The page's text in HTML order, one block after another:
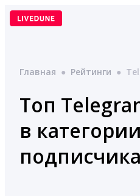
Перейти
Главная ● Рейтинги ●
Топ
в